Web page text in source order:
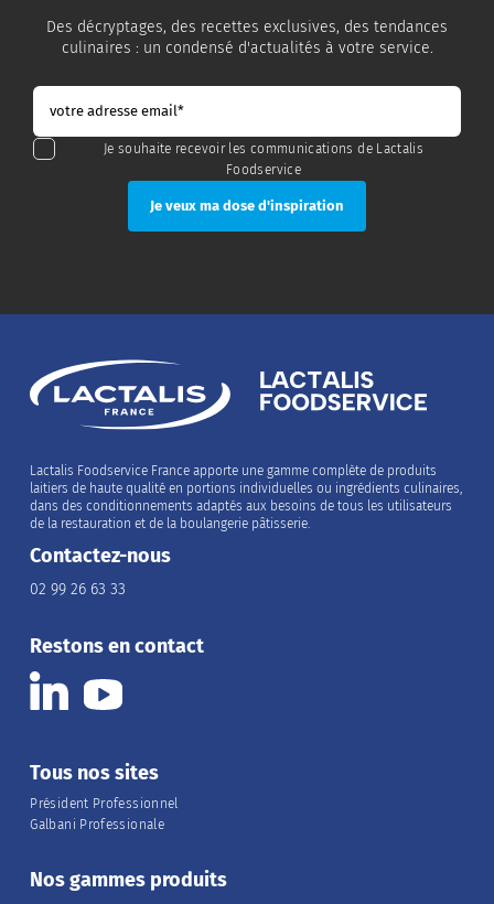
Des décryptages, des recettes exclusives, des tendances
culinaires : un condensé d'actualités à votre service.
Je souhaite recevoir les communications de Lactalis
Foodservice
Lactalis Foodservice France apporte une gamme complète de produits
laitiers de haute qualité en portions individuelles ou ingrédients culinaires,
dans des conditionnements adaptés aux besoins de tous les utilisateurs
de la restauration et de la boulangerie pâtisserie.
Contactez-nous
02 99 26 63 33
Restons en contact
Tous nos sites
Président Professionnel
Galbani Professionale
Nos gammes produits